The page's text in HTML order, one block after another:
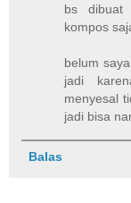
bs dibuat
kompos
belum
jadi
menyesal
jadi bisa
Balas